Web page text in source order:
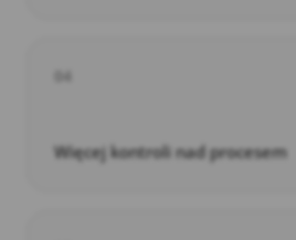
04
Więcej kontroli nad procesem